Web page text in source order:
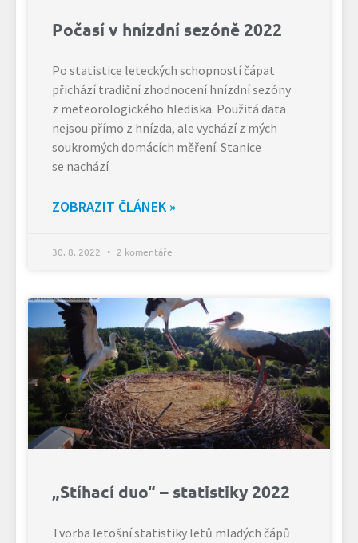
Počasí v hnízdní sezóně 2022
Po statistice leteckých schopností čápat
přichází tradiční zhodnocení hnízdní sezóny
z meteorologického hlediska. Použitá data
nejsou přímo z hnízda, ale vychází z mých
soukromých domácích měření. Stanice
se nachází
ZOBRAZIT ČLÁNEK »
30. 8. 2022 2 komentáře
„Stíhací duo“ – statistiky 2022
Tvorba letošní statistiky letů mladých čápů